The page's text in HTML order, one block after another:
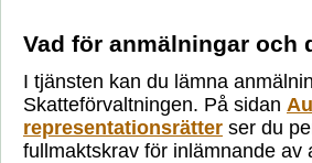
Vad för anmälningar och
I tjänsten kan du lämna
Skatteförvaltningen. På sidan
representationsrätter ser du
fullmaktskrav för inlämnande av